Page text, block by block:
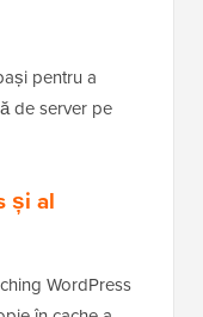
pentru a
de server pe
și al
WordPress